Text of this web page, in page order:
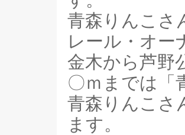
青森りんこさ
レール・オー
金木から芦野
〇ｍまでは「
青森りんこさ
ます。